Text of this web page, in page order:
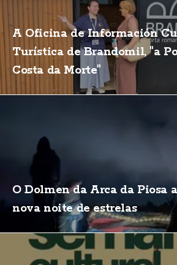
A Oficina de Información
Turística de Brandomil, "a
Costa da Morte"
O Dolmen da Arca da Piosa
nova noite de estrelas